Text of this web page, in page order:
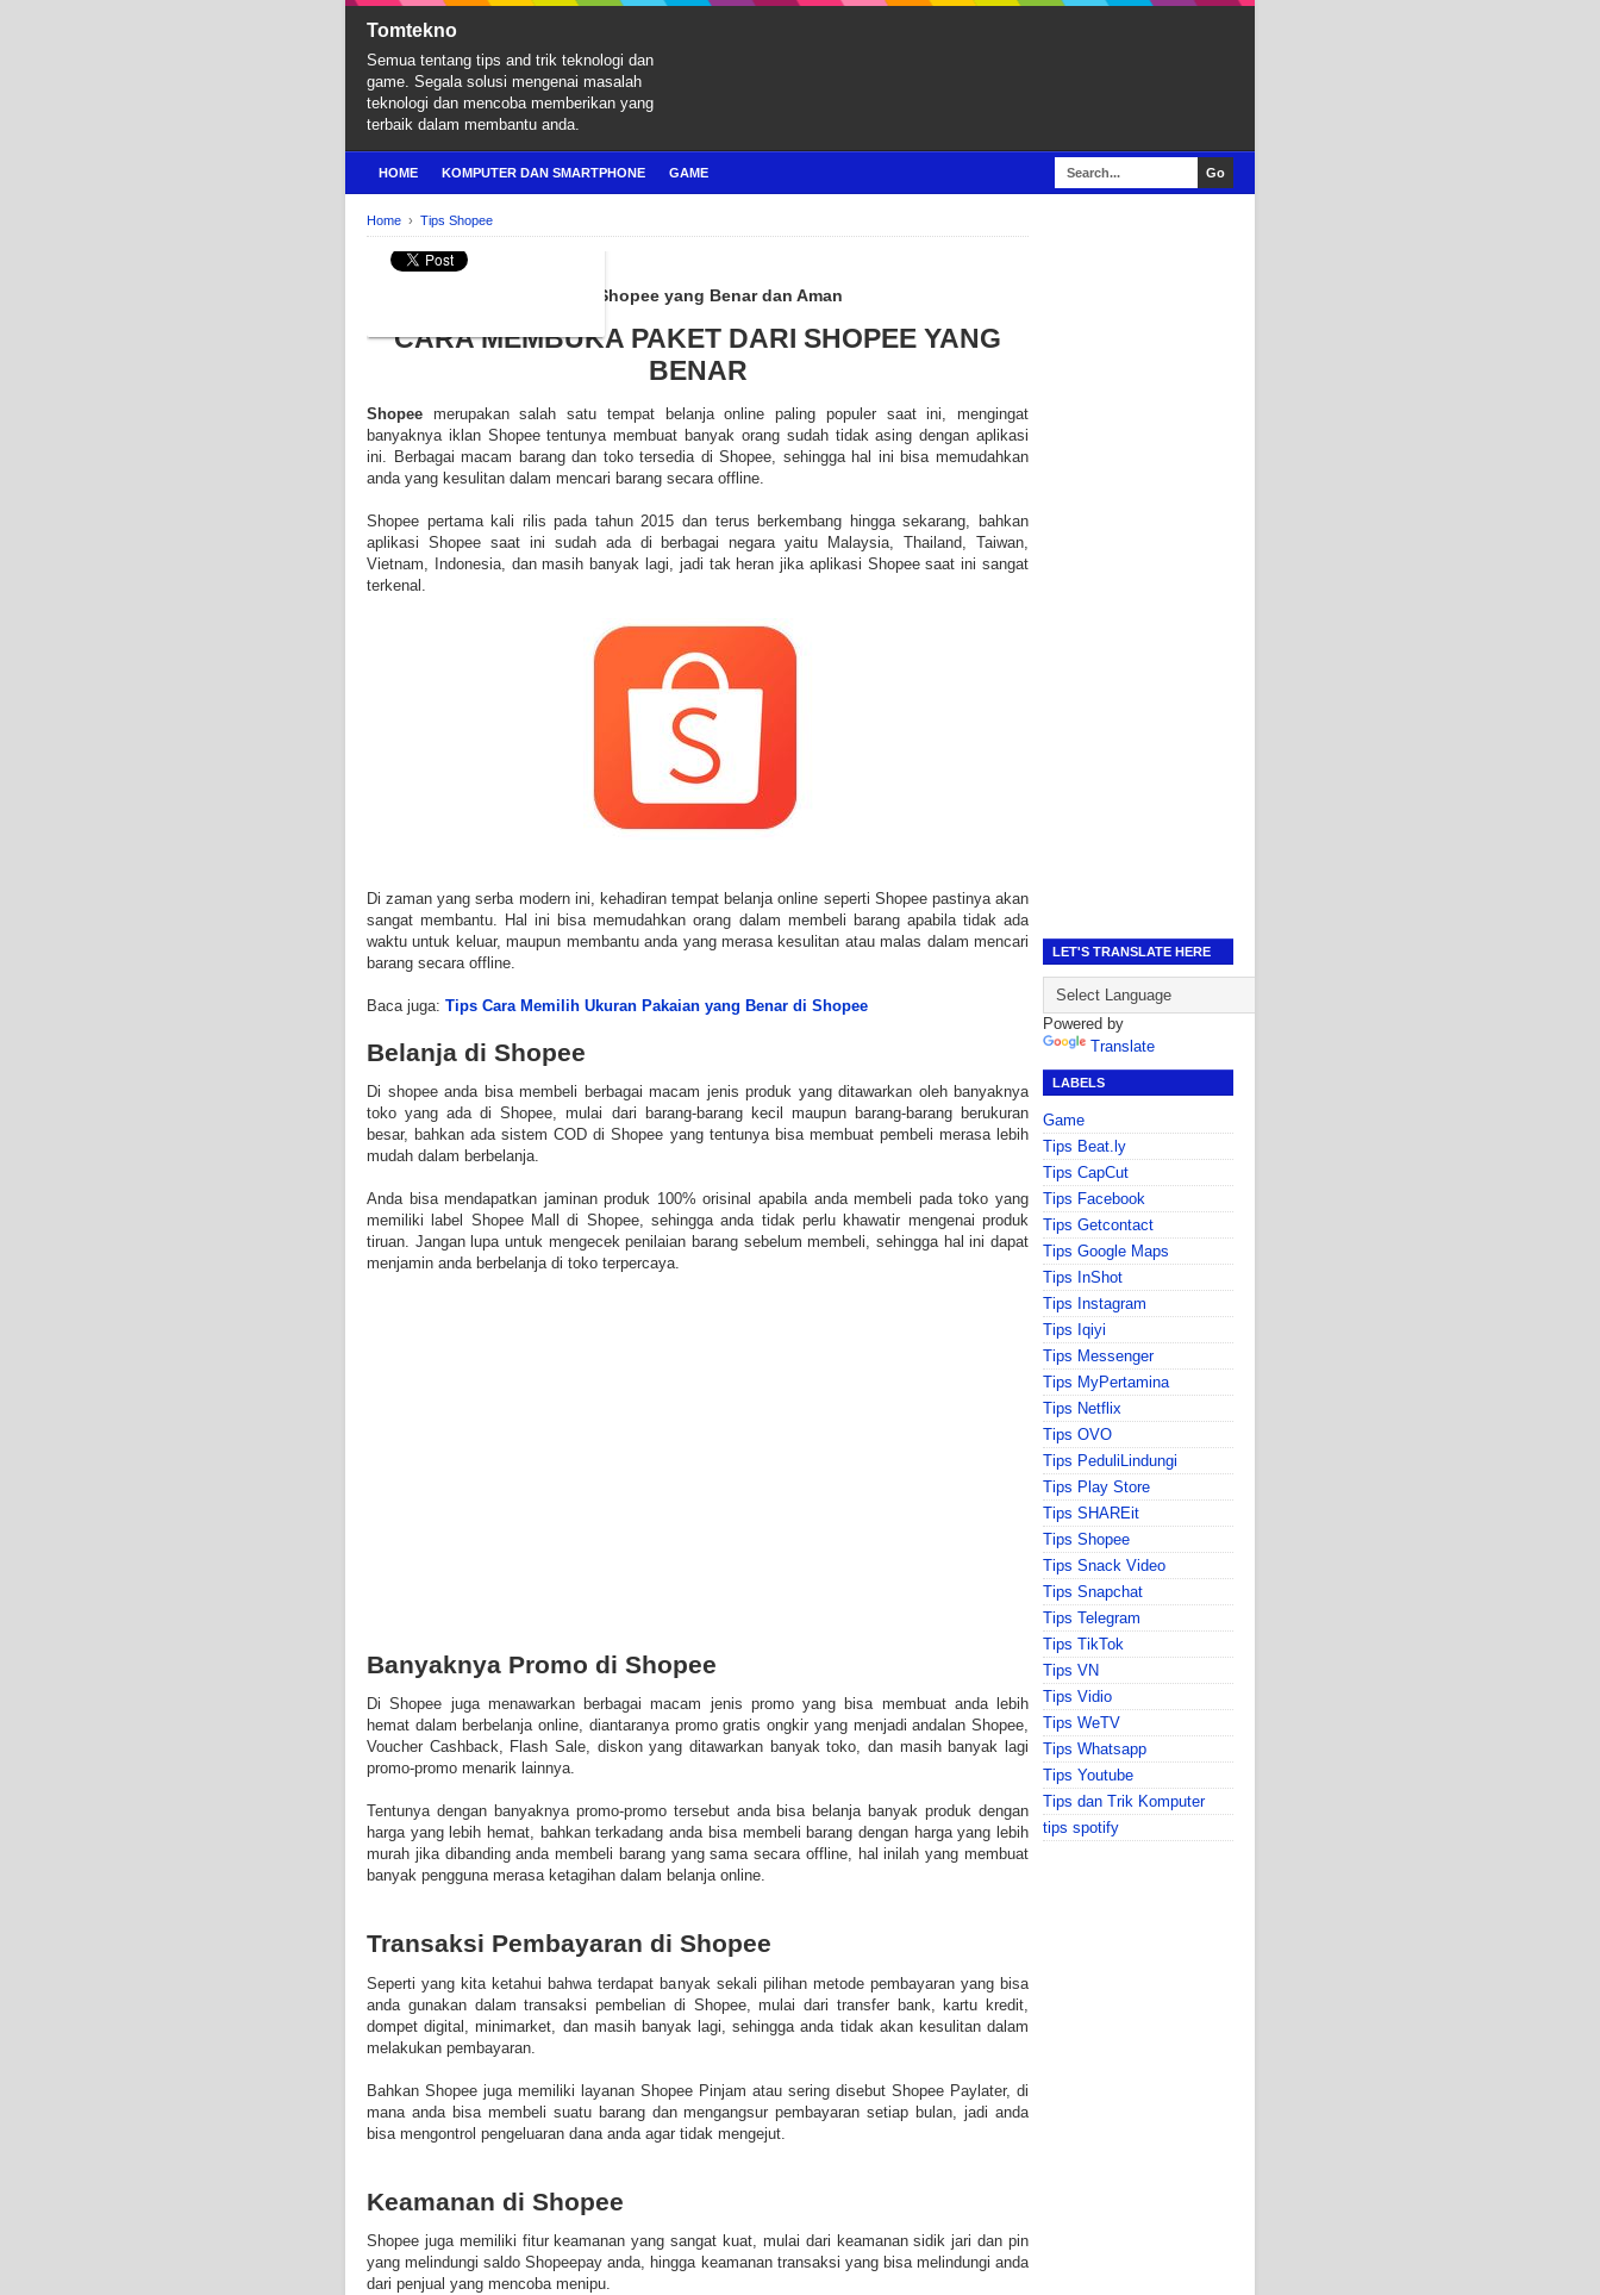
Tomtekno
Semua tentang tips and trik teknologi dan
game. Segala solusi mengenai masalah
teknologi dan mencoba memberikan yang
terbaik dalam membantu anda.
HOME KOMPUTER DAN SMARTPHONE GAME
Home › Tips Shopee
TIPS SHOPEE
4 Tips Cara Unboxing Paket Shopee yang Benar dan Aman
CARA MEMBUKA PAKET DARI SHOPEE YANG
BENAR
Shopee merupakan salah satu tempat belanja online paling populer saat ini, mengingat
banyaknya iklan Shopee tentunya membuat banyak orang sudah tidak asing dengan aplikasi
ini. Berbagai macam barang dan toko tersedia di Shopee, sehingga hal ini bisa memudahkan
anda yang kesulitan dalam mencari barang secara offline.
Shopee pertama kali rilis pada tahun 2015 dan terus berkembang hingga sekarang, bahkan
aplikasi Shopee saat ini sudah ada di berbagai negara yaitu Malaysia, Thailand, Taiwan,
Vietnam, Indonesia, dan masih banyak lagi, jadi tak heran jika aplikasi Shopee saat ini sangat
terkenal.
Di zaman yang serba modern ini, kehadiran tempat belanja online seperti Shopee pastinya akan
sangat membantu. Hal ini bisa memudahkan orang dalam membeli barang apabila tidak ada
waktu untuk keluar, maupun membantu anda yang merasa kesulitan atau malas dalam mencari
barang secara offline.
Baca juga: Tips Cara Memilih Ukuran Pakaian yang Benar di Shopee
Belanja di Shopee
Di shopee anda bisa membeli berbagai macam jenis produk yang ditawarkan oleh banyaknya
toko yang ada di Shopee, mulai dari barang-barang kecil maupun barang-barang berukuran
besar, bahkan ada sistem COD di Shopee yang tentunya bisa membuat pembeli merasa lebih
mudah dalam berbelanja.
Anda bisa mendapatkan jaminan produk 100% orisinal apabila anda membeli pada toko yang
memiliki label Shopee Mall di Shopee, sehingga anda tidak perlu khawatir mengenai produk
tiruan. Jangan lupa untuk mengecek penilaian barang sebelum membeli, sehingga hal ini dapat
menjamin anda berbelanja di toko terpercaya.
Banyaknya Promo di Shopee
Di Shopee juga menawarkan berbagai macam jenis promo yang bisa membuat anda lebih
hemat dalam berbelanja online, diantaranya promo gratis ongkir yang menjadi andalan Shopee,
Voucher Cashback, Flash Sale, diskon yang ditawarkan banyak toko, dan masih banyak lagi
promo-promo menarik lainnya.
Tentunya dengan banyaknya promo-promo tersebut anda bisa belanja banyak produk dengan
harga yang lebih hemat, bahkan terkadang anda bisa membeli barang dengan harga yang lebih
murah jika dibanding anda membeli barang yang sama secara offline, hal inilah yang membuat
banyak pengguna merasa ketagihan dalam belanja online.
Transaksi Pembayaran di Shopee
Seperti yang kita ketahui bahwa terdapat banyak sekali pilihan metode pembayaran yang bisa
anda gunakan dalam transaksi pembelian di Shopee, mulai dari transfer bank, kartu kredit,
dompet digital, minimarket, dan masih banyak lagi, sehingga anda tidak akan kesulitan dalam
melakukan pembayaran.
Bahkan Shopee juga memiliki layanan Shopee Pinjam atau sering disebut Shopee Paylater, di
mana anda bisa membeli suatu barang dan mengangsur pembayaran setiap bulan, jadi anda
bisa mengontrol pengeluaran dana anda agar tidak mengejut.
Keamanan di Shopee
Shopee juga memiliki fitur keamanan yang sangat kuat, mulai dari keamanan sidik jari dan pin
yang melindungi saldo Shopeepay anda, hingga keamanan transaksi yang bisa melindungi anda
dari penjual yang mencoba menipu.
LET'S TRANSLATE HERE
Powered by
Translate
LABELS
Game
Tips Beat.ly
Tips CapCut
Tips Facebook
Tips Getcontact
Tips Google Maps
Tips InShot
Tips Instagram
Tips Iqiyi
Tips Messenger
Tips MyPertamina
Tips Netflix
Tips OVO
Tips PeduliLindungi
Tips Play Store
Tips SHAREit
Tips Shopee
Tips Snack Video
Tips Snapchat
Tips Telegram
Tips TikTok
Tips VN
Tips Vidio
Tips WeTV
Tips Whatsapp
Tips Youtube
Tips dan Trik Komputer
tips spotify